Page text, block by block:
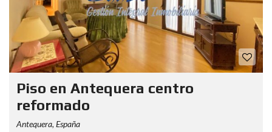
Piso en Antequera centro
reformado
Antequera, España